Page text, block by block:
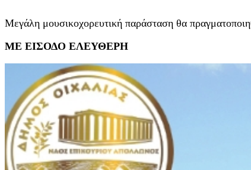
Μεγάλη μουσικοχορευτική παράσταση θα
ΜΕ ΕΙΣΟΔΟ ΕΛΕΥΘΕΡΗ